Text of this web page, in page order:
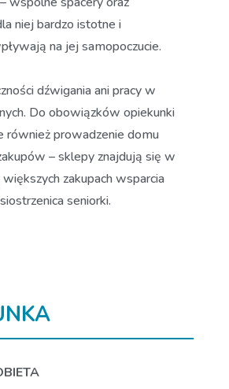
niej bardzo istotne i
na jej samopoczucie.
dźwigania ani pracy w
Do obowiązków opiekunki
również prowadzenie domu
– sklepy znajdują się w
zakupach wsparcia
seniorki.